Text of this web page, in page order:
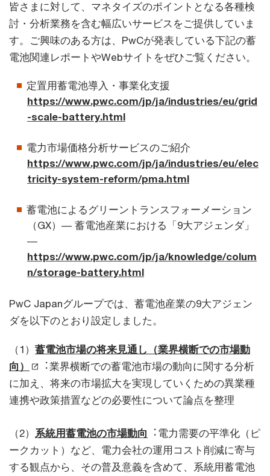
皆さまに対して、マネタイズのポイントとなる各種検
討・分析業務を含む幅広いサービスをご提供していま
す。ご興味のある方は、PwCが発表している下記の蓄
電池関連レポートやWebサイトをぜひご覧ください。
定置用蓄電池導入・事業化支援
https://www.pwc.com/jp/ja/industries/eu/grid
-scale-battery.html
電力市場価格分析サービスのご紹介
https://www.pwc.com/jp/ja/industries/eu/elec
tricity-system-reform/pma.html
蓄電池によるグリーントランスフォーメーション
（GX）― 蓄電池産業における「9大アジェンダ」
―
https://www.pwc.com/jp/ja/knowledge/colum
n/storage-battery.html
PwC Japanグループでは、蓄電池産業の9大アジェン
ダを以下のとおり設定しました。
（1） 蓄電池市場の将来見通し（業界横断での市場動
向）
︓業界横断での蓄電池市場の動向に関する分析
に加え、将来の市場拡大を実現していくための異業種
連携や政策措置などの必要性について論点を整理
（2） 系統用蓄電池の市場動向 ︓電力需要の平準化（ピ
ークカット）など、電力会社の運用コスト削減に寄与
する観点から、その普及意義を含めて、系統用蓄電池